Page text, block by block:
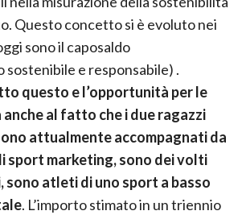
Questo concetto si è evoluto nei
sono il caposaldo
sostenibile e responsabile) .
questo e l’opportunità per le
al fatto che i due ragazzi
attualmente accompagnati da
sport marketing, sono dei volti
sono atleti di uno sport a basso
. L’importo stimato in un triennio